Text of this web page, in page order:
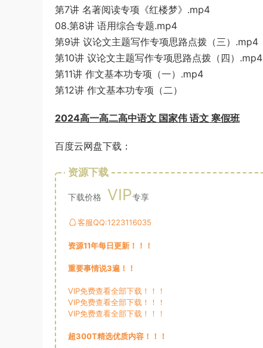
第7讲 名著阅读专项《红楼梦》.mp4
08.第8讲 语用综合专题.mp4
第9讲 议论文主题写作专项思路点拨（三）.mp4
第10讲 议论文主题写作专项思路点拨（四）.mp4
第11讲 作文基本功专项（一）.mp4
第12讲 作文基本功专项（二）
2024高一高二高中语文 国家伟 语文 寒假班
百度云网盘下载：
资源下载
下载价格 VIP专享
客服QQ:1223116035
资源11年每日更新！！！
重要事情说3遍！！
VIP免费查看全部下载！！！
VIP免费查看全部下载！！！
VIP免费查看全部下载！！！
超300T精选优质内容！！！